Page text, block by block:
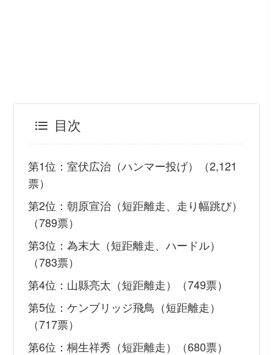
目次
第1位：室伏広治（ハンマー投げ）（2,121
票）
第2位：朝原宣治（短距離走、走り幅跳び）
（789票）
第3位：為末大（短距離走、ハードル）
（783票）
第4位：山縣亮太（短距離走）（749票）
第5位：ケンブリッジ飛鳥（短距離走）
（717票）
第6位：桐生祥秀（短距離走）（680票）